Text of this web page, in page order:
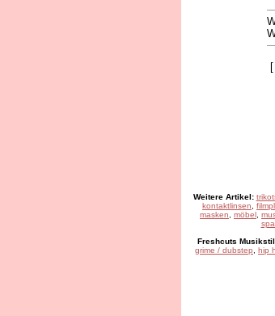
[
Weitere Artikel:
kontaktlinsen
masken
möbel
Freshcuts
grime / dubstep
hip